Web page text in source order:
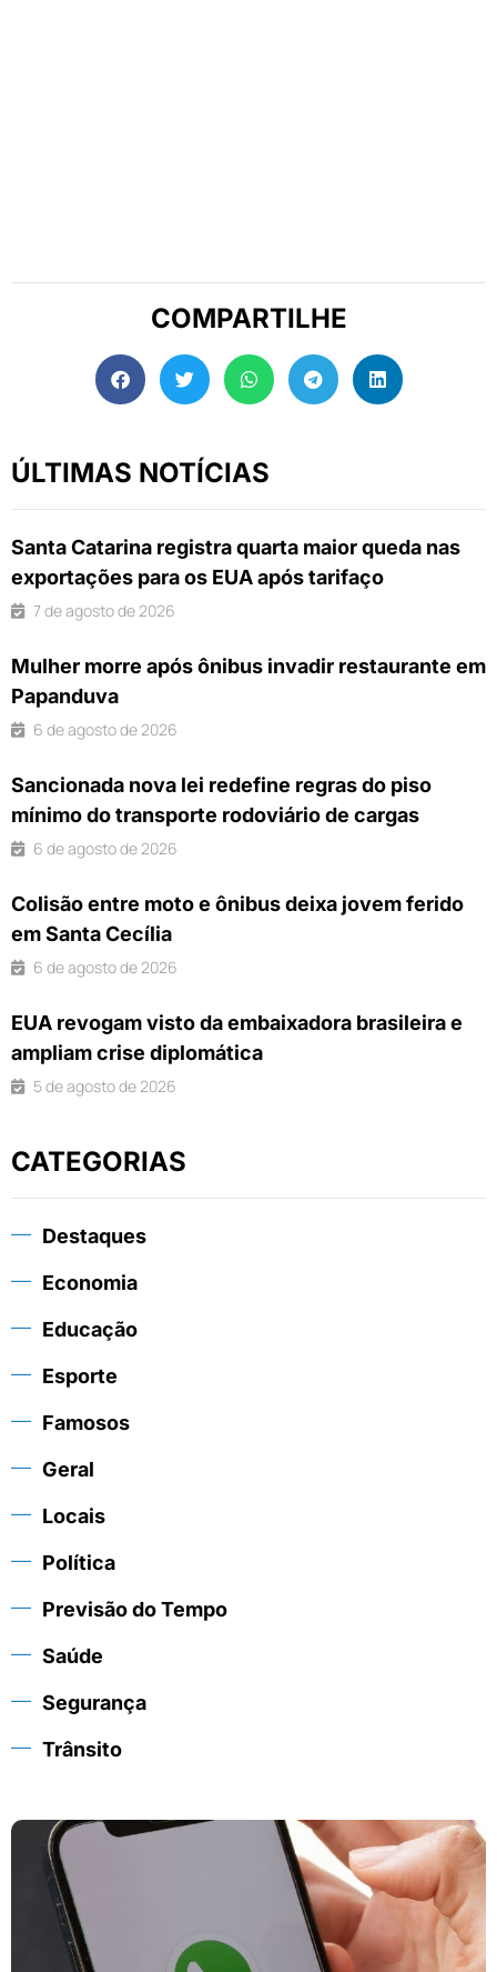
COMPARTILHE
ÚLTIMAS NOTÍCIAS
Santa Catarina registra quarta maior queda nas
exportações para os EUA após tarifaço
7 de agosto de 2026
Mulher morre após ônibus invadir restaurante em
Papanduva
6 de agosto de 2026
Sancionada nova lei redefine regras do piso
mínimo do transporte rodoviário de cargas
6 de agosto de 2026
Colisão entre moto e ônibus deixa jovem ferido
em Santa Cecília
6 de agosto de 2026
EUA revogam visto da embaixadora brasileira e
ampliam crise diplomática
5 de agosto de 2026
CATEGORIAS
Destaques
Economia
Educação
Esporte
Famosos
Geral
Locais
Política
Previsão do Tempo
Saúde
Segurança
Trânsito